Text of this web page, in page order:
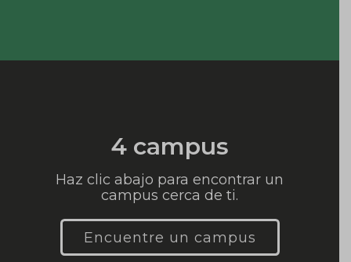
4 campus
Haz clic abajo para encontrar un
campus cerca de ti.
Encuentre un campus